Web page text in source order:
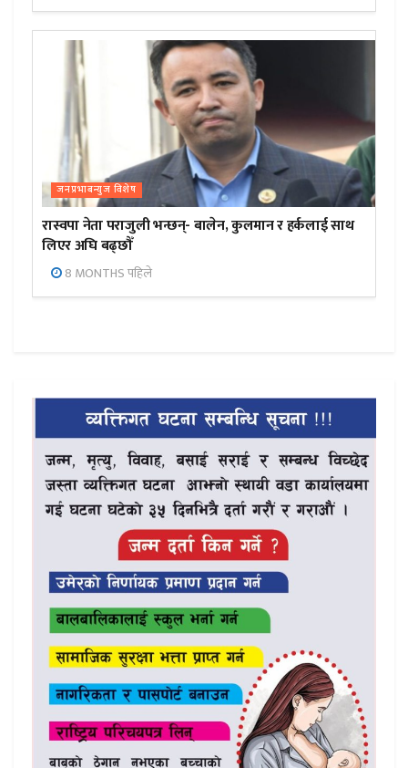
जनप्रभाबन्युज विशेष
रास्वपा नेता पराजुली भन्छन्- बालेन, कुलमान र हर्कलाई साथ
लिएर अघि बढ्छौँ
8 MONTHS पहिले